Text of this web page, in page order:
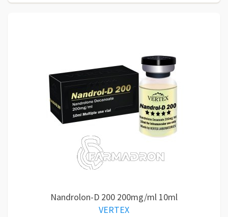
Nandrolon-D 200 200mg/ml 10ml
VERTEX